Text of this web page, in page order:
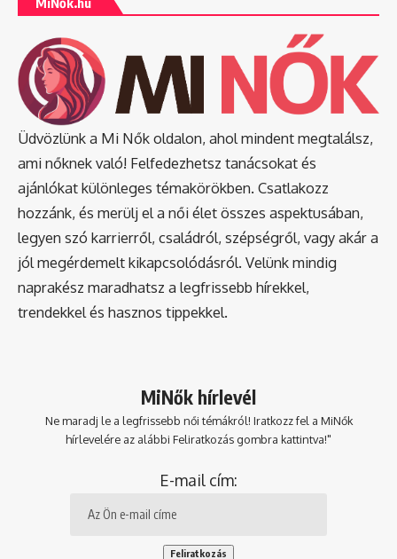
Üdvözlünk a Mi Nők oldalon, ahol mindent megtalálsz,
ami nőknek való! Felfedezhetsz tanácsokat és
ajánlókat különleges témakörökben. Csatlakozz
hozzánk, és merülj el a női élet összes aspektusában,
legyen szó karrierről, családról, szépségről, vagy akár a
jól megérdemelt kikapcsolódásról. Velünk mindig
naprakész maradhatsz a legfrissebb hírekkel,
trendekkel és hasznos tippekkel.
MiNők hírlevél
Ne maradj le a legfrissebb női témákról! Iratkozz fel a MiNők
hírlevelére az alábbi Feliratkozás gombra kattintva!"
E-mail cím: